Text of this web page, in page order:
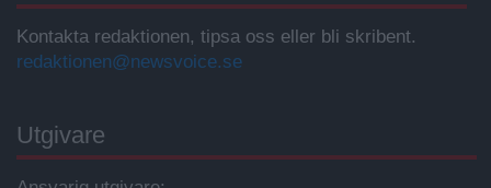
Kontakta redaktionen, tipsa oss eller bli skribent.
redaktionen@newsvoice.se
Utgivare